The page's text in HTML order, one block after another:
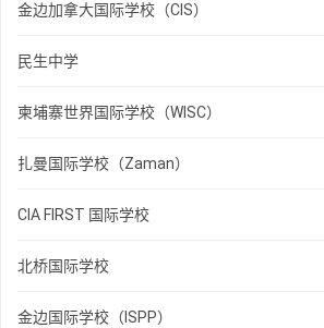
金边加拿大国际学校（CIS）
民生中学
柬埔寨世界国际学校（WISC）
扎曼国际学校（Zaman）
CIA FIRST 国际学校
北桥国际学校
金边国际学校（ISPP）